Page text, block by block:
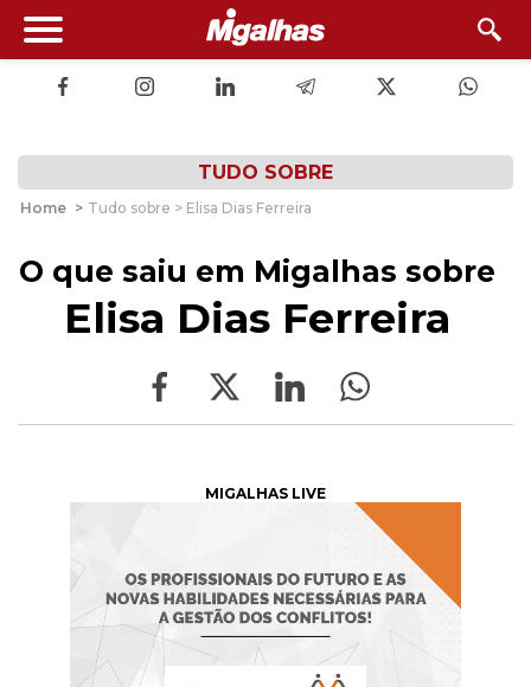
TUDO SOBRE
Home > Tudo sobre > Elisa Dias Ferreira
O que saiu em Migalhas sobre
Elisa Dias Ferreira
MIGALHAS LIVE